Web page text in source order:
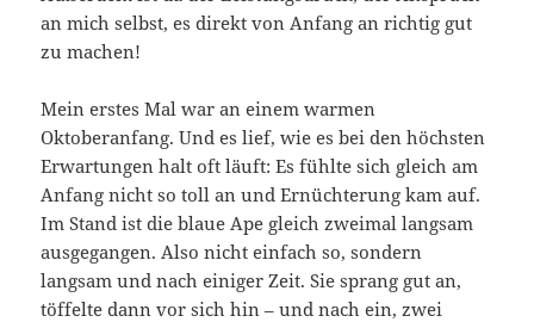
an mich selbst, es direkt von Anfang an richtig gut
zu machen!
Mein erstes Mal war an einem warmen
Oktoberanfang. Und es lief, wie es bei den höchsten
Erwartungen halt oft läuft: Es fühlte sich gleich am
Anfang nicht so toll an und Ernüchterung kam auf.
Im Stand ist die blaue Ape gleich zweimal langsam
ausgegangen. Also nicht einfach so, sondern
langsam und nach einiger Zeit. Sie sprang gut an,
töffelte dann vor sich hin – und nach ein, zwei